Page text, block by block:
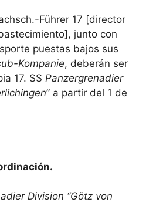
Führer 17 [director
junto con
puestas bajos sus
Kompanie, deberán ser
17. SS Panzergrenadier
” a partir del 1 de
Division “Götz von